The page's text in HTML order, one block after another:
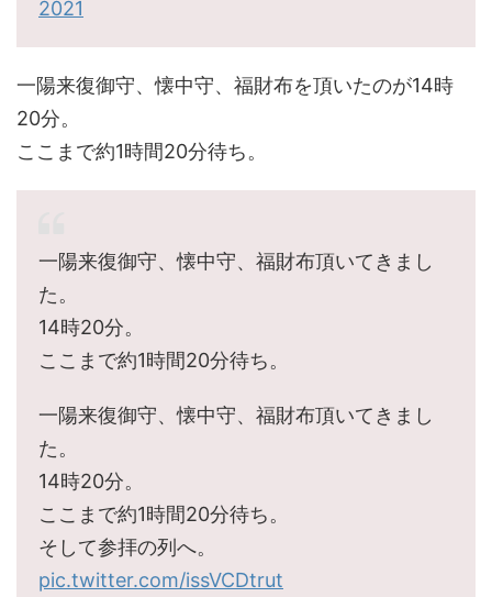
2021
一陽来復御守、懐中守、福財布を頂いたのが14時
20分。
ここまで約1時間20分待ち。
一陽来復御守、懐中守、福財布頂いてきまし
た。
14時20分。
ここまで約1時間20分待ち。
一陽来復御守、懐中守、福財布頂いてきまし
た。
14時20分。
ここまで約1時間20分待ち。
そして参拝の列へ。
pic.twitter.com/issVCDtrut